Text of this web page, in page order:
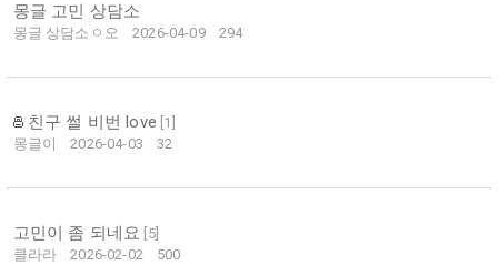
몽글 고민 상담소
몽글 상담소ㅇ오 2026-04-09 294
친구 썰 비번 love 1
몽글이
2026-04-03 32
고민이 좀 되네요 5]
클라라
2026-02-02 500